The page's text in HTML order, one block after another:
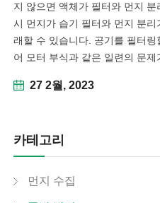
27 2월, 2023
카테고리
먼지 수집
지 않으면 액체가 필터와 먼지
시 먼지가 습기 필터와 먼지 분
래할 수 있습니다. 공기를 필터
어 모터 부식과 같은 일련의 문제